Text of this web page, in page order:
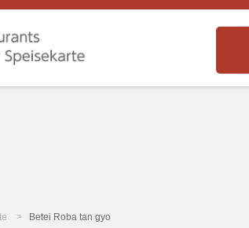
Betei Roba tan gyo